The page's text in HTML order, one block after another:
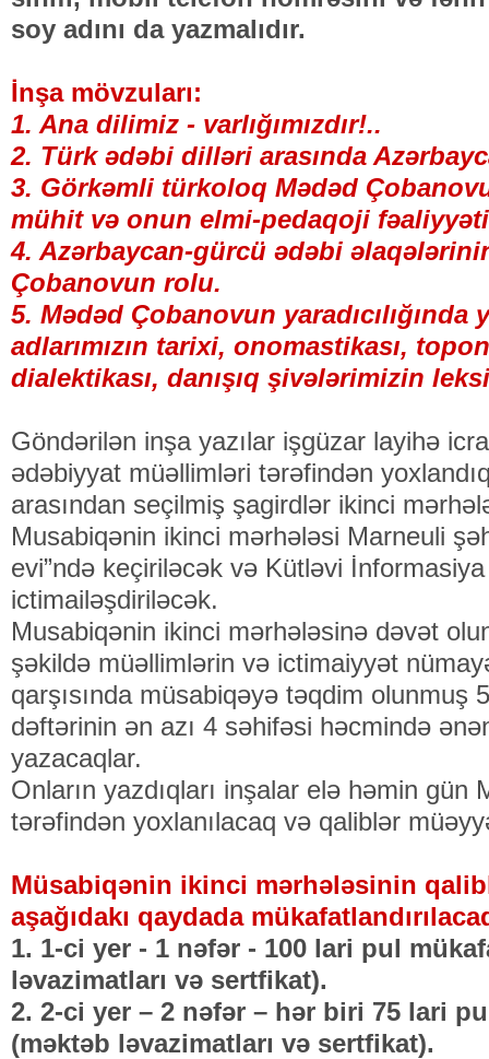
soy adını da yazmalıdır.
İnşa mövzuları:
1. Ana dilimiz - varlığımızdır!..
2. Türk ədəbi dilləri arasında
3. Görkəmli türkoloq Mədəd
mühit və onun elmi-pedaqoji
4. Azərbaycan-gürcü ədəbi
Çobanovun rolu.
5. Mədəd Çobanovun
adlarımızın tarixi, onomastikası,
dialektikası, danışıq şivələrimizin
Göndərilən inşa yazılar işgüzar layihə
ədəbiyyat müəllimləri tərəfindən
arasından seçilmiş şagirdlər ikinci
Musabiqənin ikinci mərhələsi Marneuli
evi”ndə keçiriləcək və Kütləvi
ictimailəşdiriləcək.
Musabiqənin ikinci mərhələsinə dəvət
şəkildə müəllimlərin və ictimaiyyət
qarşısında müsabiqəyə təqdim olunmuş
dəftərinin ən azı 4 səhifəsi həcmində
yazacaqlar.
Onların yazdıqları inşalar elə həmin gün
tərəfindən yoxlanılacaq və qaliblər
Müsabiqənin ikinci mərhələsinin
aşağıdakı qaydada
1. 1-ci yer - 1 nəfər - 100 lari pul
ləvazimatları və sertfikat).
2. 2-ci yer – 2 nəfər – hər biri 75 lari
(məktəb ləvazimatları və sertfikat).